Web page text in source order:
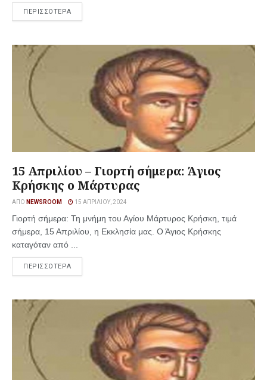
ΠΕΡΙΣΣΟΤΕΡΑ
15 Απριλίου – Γιορτή σήμερα: Άγιος
Κρήσκης ο Μάρτυρας
ΑΠΌ NEWSROOM 15 ΑΠΡΙΛΊΟΥ, 2024
Γιορτή σήμερα: Τη μνήμη του Αγίου Μάρτυρος Κρήσκη, τιμά
σήμερα, 15 Απριλίου, η Εκκλησία μας. Ο Άγιος Κρήσκης
καταγόταν από ...
ΠΕΡΙΣΣΟΤΕΡΑ